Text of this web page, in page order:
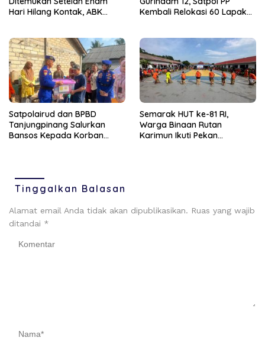
Hari Hilang Kontak, ABK
Kembali Relokasi 60 Lapak
Satpolairud dan BPBD
Tanjungpinang Salurkan
Bansos Kepada Korban
Semarak HUT ke-81 RI,
Warga Binaan Rutan
Karimun Ikuti Pekan
Tinggalkan Balasan
Alamat email Anda tidak akan dipublikasikan. Ruas yang wajib
ditandai *